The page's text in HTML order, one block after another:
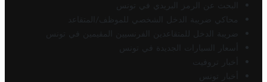
البحث عن الرمز البريدي في تونس
محاكي ضريبة الدخل الشخصي للموظف/المتقاعد
ضريبة الدخل للمتقاعدين الفرنسيين المقيمين في تونس
أسعار السيارات الجديدة في تونس
أخبار تروفيت
أخبار تونس